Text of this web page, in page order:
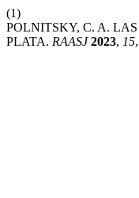
(1)
POLNITSKY, C. A.
PLATA. RAASJ 2023, 15